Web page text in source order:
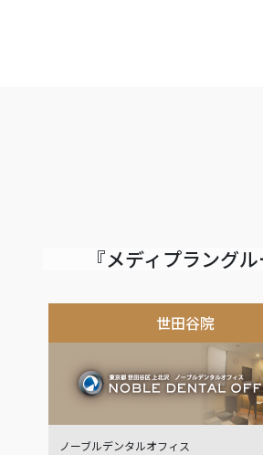
『メディプラング
世田谷院
ノーブルデンタルオフィス